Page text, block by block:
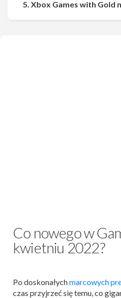
Udostępnij
Co nowego w
kwietniu 2022?
Po doskonałychmarcowych
czas przyjrzeć się temu, co
5. Xbox Games with Gold